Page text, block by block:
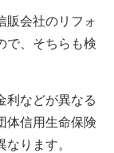
販会社のリフォ
で、そちらも検
利などが異なる
体信用生命保険
ります。